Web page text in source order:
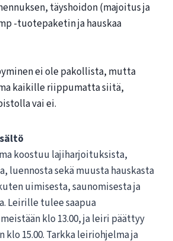
täyshoidon (majoitus ja
-tuotepaketin ja hauskaa
ei ole pakollista, mutta
kaikille riippumatta siitä,
vai ei.
koostuu lajiharjoituksista,
luennosta sekä muusta hauskasta
uimisesta, saunomisesta ja
Leirille tulee saapua
klo 13.00, ja leiri päättyy
klo 15.00. Tarkka leiriohjelma ja